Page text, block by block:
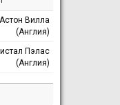
Астон Вилла
(Англия)
Пэлас
(Англия)